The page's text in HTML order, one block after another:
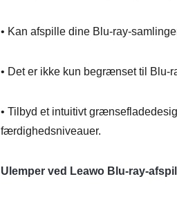
• Kan afspille dine Blu-ray-
• Det er ikke kun begrænset til Blu-
• Tilbyd et intuitivt
færdighedsniveauer.
Ulemper ved Leawo Blu-ray-